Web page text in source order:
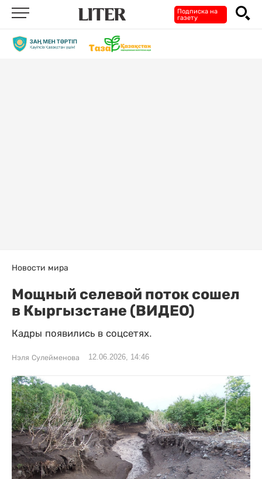
Подписка на
газету
Новости мира
Мощный селевой поток сошел
в Кыргызстане (ВИДЕО)
Кадры появились в соцсетях.
Нэля Сулейменова 12.06.2026, 14:46